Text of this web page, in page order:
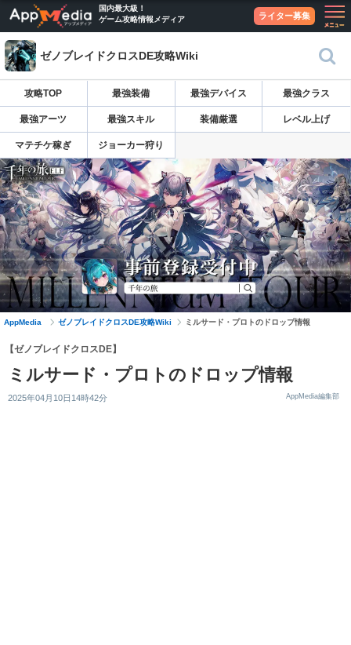
国内最大級！
ゲーム攻略情報メディア
ライター募集
ゼノブレイドクロスDE攻略Wiki
攻略TOP 最強装備 最強デバイス 最強クラス
最強アーツ 最強スキル 装備厳選 レベル上げ
マテチケ稼ぎ ジョーカー狩り
AppMedia ゼノブレイドクロスDE攻略Wiki ミルサード・プロトのドロップ情報
【ゼノブレイドクロスDE】
ミルサード・プロトのドロップ情報
2025年04月10日14時42分 AppMedia編集部